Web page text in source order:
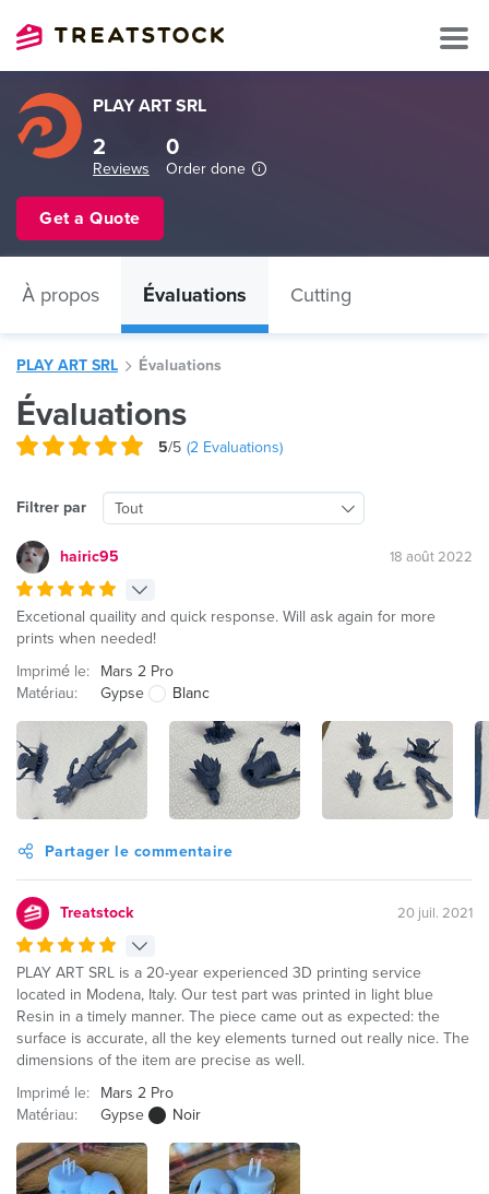
PLAY ART SRL
2
Reviews
0
Order done
Get a Quote
À propos Évaluations Cutting
PLAY ART SRL Évaluations
Évaluations
5/5 (2 Evaluations)
Filtrer par Tout
hairic95 18 août 2022
Excetional quaility and quick response. Will ask again for more
prints when needed!
Imprimé le:
Mars 2 Pro
Matériau:
Gypse Blanc
Partager le commentaire
Treatstock 20 juil. 2021
PLAY ART SRL is a 20-year experienced 3D printing service
located in Modena, Italy. Our test part was printed in light blue
Resin in a timely manner. The piece came out as expected: the
surface is accurate, all the key elements turned out really nice. The
dimensions of the item are precise as well.
Imprimé le:
Mars 2 Pro
Matériau:
Gypse Noir